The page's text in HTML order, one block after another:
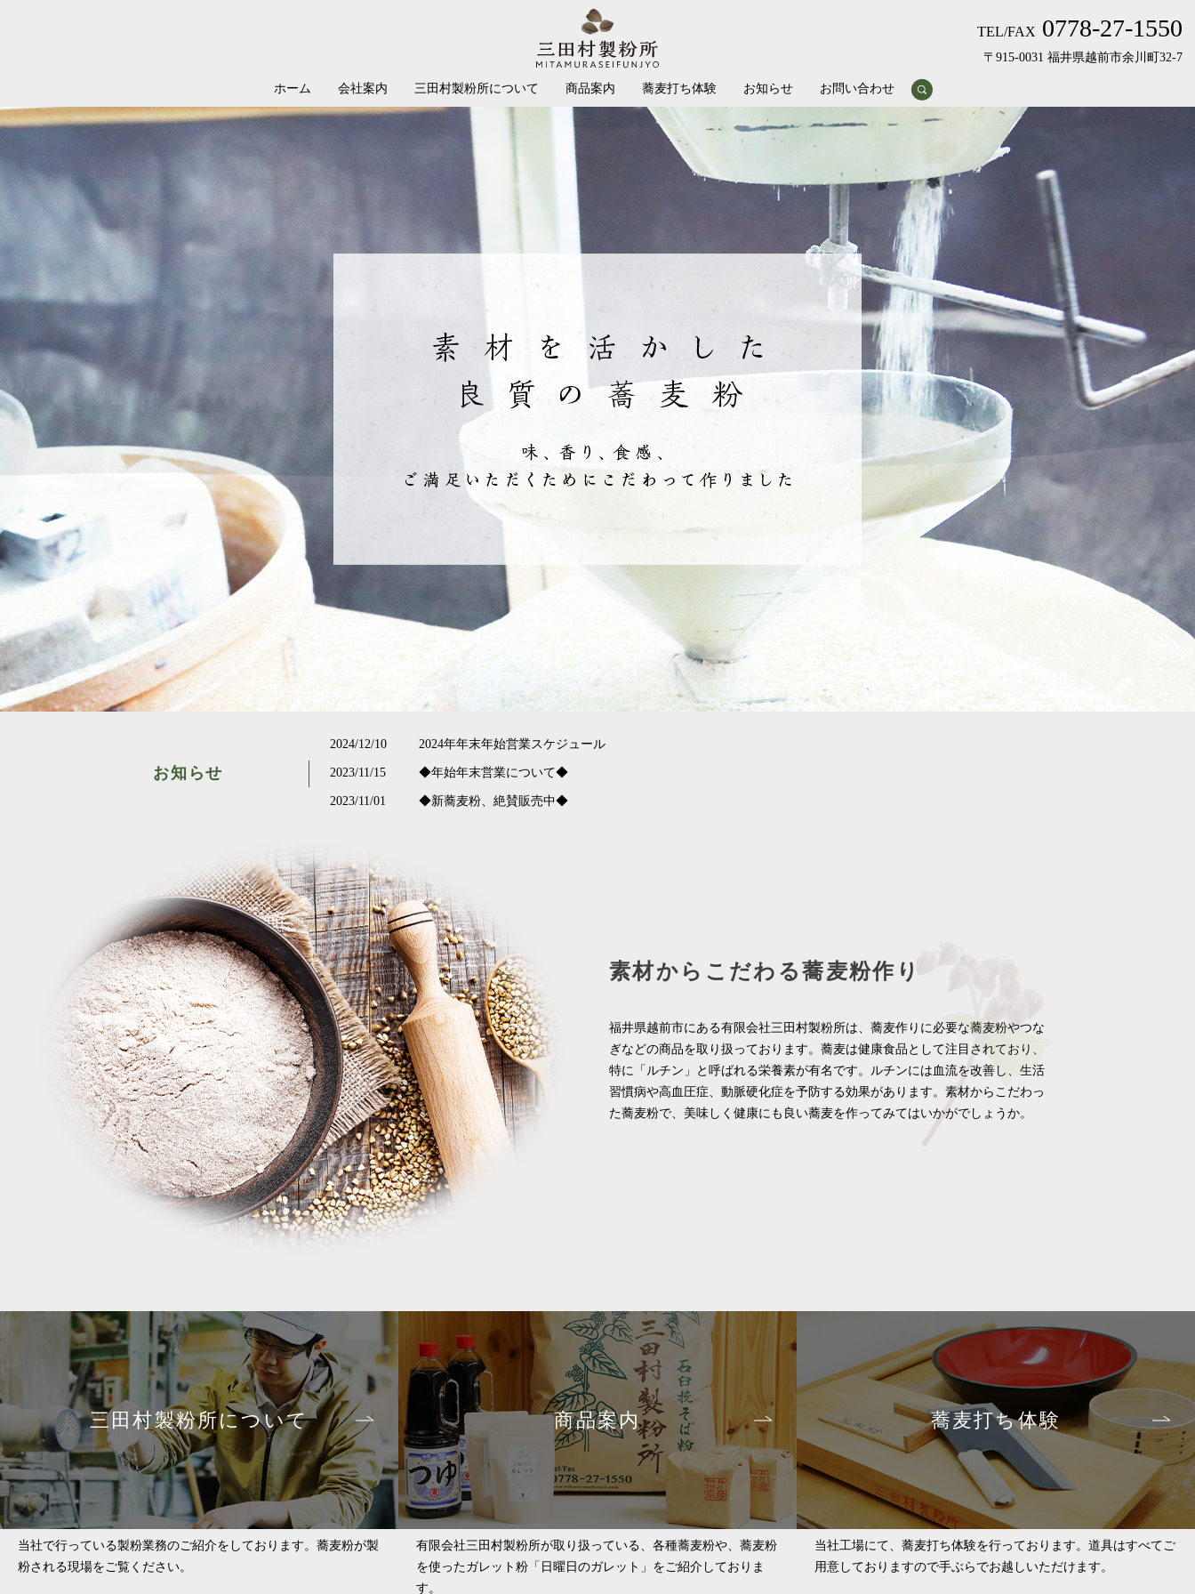
ホーム 会社案内 三田村製粉所について 商品案内 蕎麦打ち体験 お知らせ お問い合わせ
TEL/FAX 0778-27-1550
〒915-0031 福井県越前市余川町32-7
お知らせ
2024/12/10 2024年年末年始営業スケジュール
2023/11/15 ◆年始年末営業について◆
2023/11/01 ◆新蕎麦粉、絶賛販売中◆
2022/03/29 ◆お知らせ◆
2022/03/29 ◆4月予定◆
2021/12/22 ◆年末年始のお知らせ◆
2021/04/26 GWも通常通り営業しております。
2020/12/25 年末年始の営業について
素材からこだわる蕎麦粉作り
福井県越前市にある有限会社三田村製粉所は、蕎麦作りに必要な蕎麦粉やつな
ぎなどの商品を取り扱っております。蕎麦は健康食品として注目されており、
特に「ルチン」と呼ばれる栄養素が有名です。ルチンには血流を改善し、生活
習慣病や高血圧症、動脈硬化症を予防する効果があります。素材からこだわっ
た蕎麦粉で、美味しく健康にも良い蕎麦を作ってみてはいかがでしょうか。
三田村製粉所について
当社で行っている製粉業務のご紹介をしております。蕎麦粉が製
粉される現場をご覧ください。
商品案内
有限会社三田村製粉所が取り扱っている、各種蕎麦粉や、蕎麦粉
を使ったガレット粉「日曜日のガレット」をご紹介しておりま
す。
蕎麦打ち体験
当社工場にて、蕎麦打ち体験を行っております。道具はすべてご
用意しておりますので手ぶらでお越しいただけます。